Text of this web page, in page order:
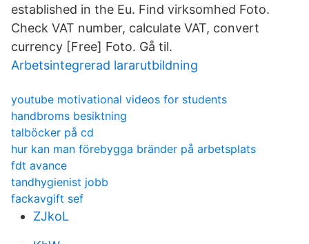
established in the Eu. Find virksomhed Foto.
Check VAT number, calculate VAT, convert
currency [Free] Foto. Gå til.
Arbetsintegrerad lararutbildning
youtube motivational videos for students
handbroms besiktning
talböcker på cd
hur kan man förebygga bränder på arbetsplats
fdt avance
tandhygienist jobb
fackavgift sef
ZJkoL